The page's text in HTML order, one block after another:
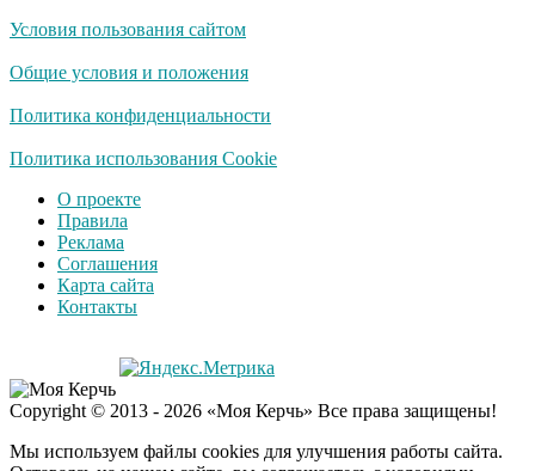
Ролик длится
смеяться вы будете
Королева вагона
оставит равнодушным
Условия пользования сайтом
Общие условия и положения
Политика конфиденциальности
Политика использования Cookie
О проекте
Правила
Реклама
Соглашения
Карта сайта
Контакты
Copyright © 2013 - 2026 «Моя Керчь» Все права защищены!
Мы используем файлы cookies для улучшения работы сайта.